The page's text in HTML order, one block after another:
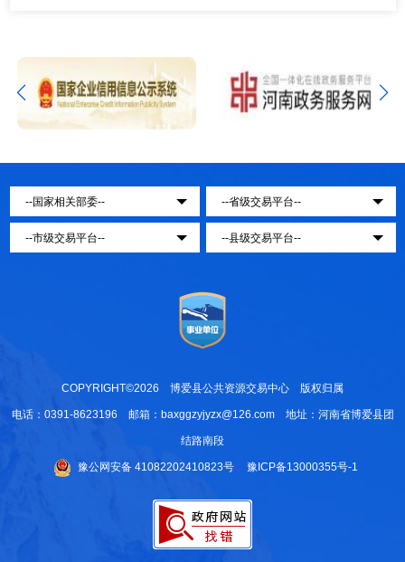
COPYRIGHT©2026 博爱县公共资源交易中心 版权归属
电话：0391-8623196 邮箱：baxggzyjyzx@126.com 地址：河南省博爱县团
结路南段
豫公网安备 41082202410823号 豫ICP备13000355号-1